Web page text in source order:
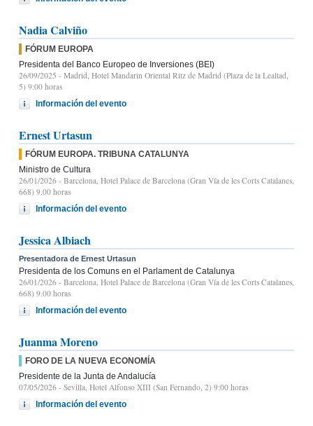
Nadia Calviño
FÓRUM EUROPA
Presidenta del Banco Europeo de Inversiones (BEI)
26/09/2025 - Madrid, Hotel Mandarin Oriental Ritz de Madrid (Plaza de la Lealtad,
5) 9:00 horas
Información del evento
Ernest Urtasun
FÓRUM EUROPA. TRIBUNA CATALUNYA
Ministro de Cultura
26/01/2026 - Barcelona, Hotel Palace de Barcelona (Gran Vía de les Corts Catalanes,
668) 9.00 horas
Información del evento
Jessica Albiach
Presentadora de Ernest Urtasun
Presidenta de los Comuns en el Parlament de Catalunya
26/01/2026 - Barcelona, Hotel Palace de Barcelona (Gran Vía de les Corts Catalanes,
668) 9.00 horas
Información del evento
Juanma Moreno
FORO DE LA NUEVA ECONOMÍA
Presidente de la Junta de Andalucía
07/05/2026 - Sevilla, Hotel Alfonso XIII (San Fernando, 2) 9:00 horas
Información del evento